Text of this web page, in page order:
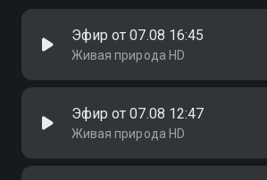
Эфир от 07.08 16:45
Живая природа HD
Эфир от 07.08 12:47
Живая природа HD